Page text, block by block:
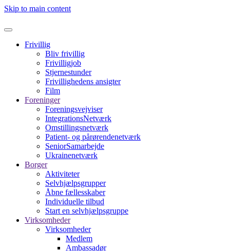
Skip to main content
Frivillig
Bliv frivillig
Frivilligjob
Stjernestunder
Frivillighedens ansigter
Film
Foreninger
Foreningsvejviser
IntegrationsNetværk
Omstillingsnetværk
Patient- og pårørendenetværk
SeniorSamarbejde
Ukrainenetværk
Borger
Aktiviteter
Selvhjælpsgrupper
Åbne fællesskaber
Individuelle tilbud
Start en selvhjælpsgruppe
Virksomheder
Virksomheder
Medlem
Ambassadør